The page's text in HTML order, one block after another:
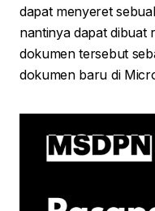
dapat menyeret
nantinya dapat dibuat
dokumen tersebut
dokumen baru di